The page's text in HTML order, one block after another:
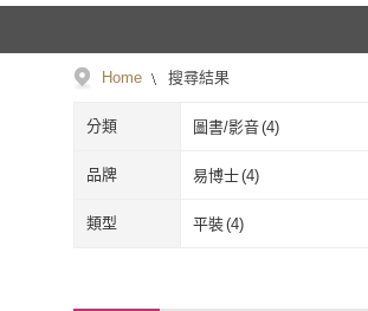
Home 搜尋結果
分類 圖書/影音(4)
品牌 易博士(4)
易博士
類型 平裝(4)